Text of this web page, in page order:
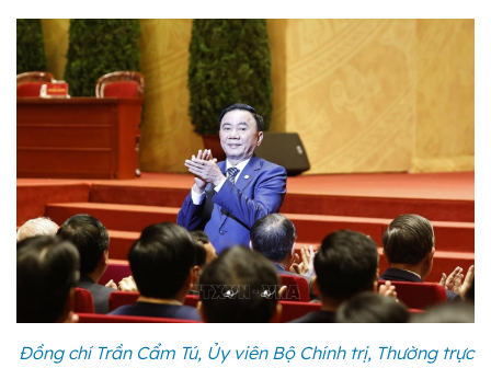
Đồng chí Trần Cẩm Tú, Ủy viên Bộ Chính trị, Thường trực